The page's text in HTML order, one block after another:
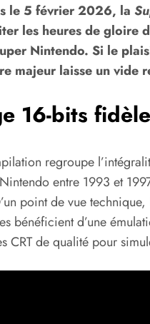
le 5 février 2026, la
les heures de gloire
Nintendo. Si le
majeur laisse un vide
16-bits
regroupe
entre 1993 et
point de vue
bénéficient d’une
CRT de qualité pour